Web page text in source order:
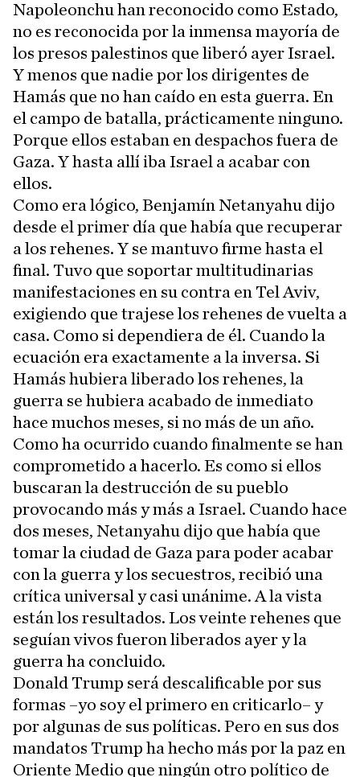
Napoleonchu han reconocido como Estado,
no es reconocida por la inmensa mayoría de
los presos palestinos que liberó ayer Israel.
Y menos que nadie por los dirigentes de
Hamás que no han caído en esta guerra. En
el campo de batalla, prácticamente ninguno.
Porque ellos estaban en despachos fuera de
Gaza. Y hasta allí iba Israel a acabar con
ellos.
Como era lógico, Benjamín Netanyahu dijo
desde el primer día que había que recuperar
a los rehenes. Y se mantuvo firme hasta el
final. Tuvo que soportar multitudinarias
manifestaciones en su contra en Tel Aviv,
exigiendo que trajese los rehenes de vuelta a
casa. Como si dependiera de él. Cuando la
ecuación era exactamente a la inversa. Si
Hamás hubiera liberado los rehenes, la
guerra se hubiera acabado de inmediato
hace muchos meses, si no más de un año.
Como ha ocurrido cuando finalmente se han
comprometido a hacerlo. Es como si ellos
buscaran la destrucción de su pueblo
provocando más y más a Israel. Cuando hace
dos meses, Netanyahu dijo que había que
tomar la ciudad de Gaza para poder acabar
con la guerra y los secuestros, recibió una
crítica universal y casi unánime. A la vista
están los resultados. Los veinte rehenes que
seguían vivos fueron liberados ayer y la
guerra ha concluido.
Donald Trump será descalificable por sus
formas –yo soy el primero en criticarlo– y
por algunas de sus políticas. Pero en sus dos
mandatos Trump ha hecho más por la paz en
Oriente Medio que ningún otro político de